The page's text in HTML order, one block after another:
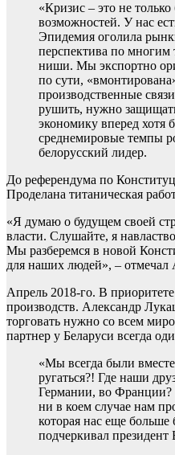
«Кризис – это не
возможностей. У нас
Эпидемия оголила
перспектива по многим
ниши. Мы экспортно
по сути,
производственные
рушить, нужно
экономику вперед хотя
среднемировые темпы
белорусский лидер.
До референдума по
Проделана титаническая
«Я думаю о будущем своей
власти. Слушайте, я
Мы разберемся в новой
для наших людей», – отмечал
Апрель 2018-го. В
производств. Александр
торговать нужно со всем
партнер у Беларуси всегда
«Мы всегда были
ругаться?! Где наши
Германии, во
ни в коем случае нам
которая нас еще больше
подчеркивал президент